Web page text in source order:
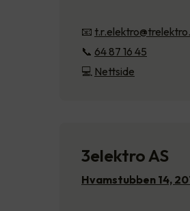
📧
📞 64 87 16 45
💻 Nettside
3elektro AS
Hvamstubben 14,